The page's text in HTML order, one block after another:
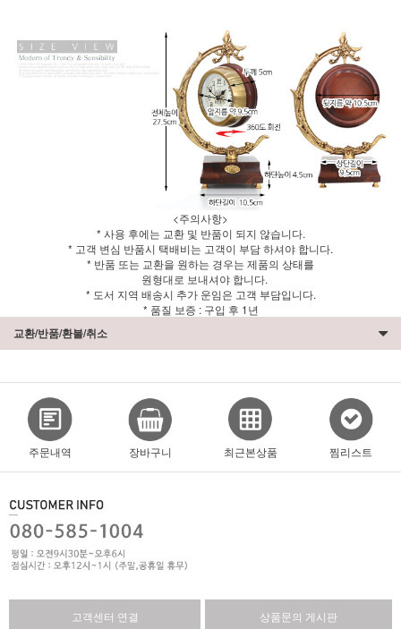
<주의사항>
* 사용 후에는 교환 및 반품이 되지 않습니다.
* 고객 변심 반품시 택배비는 고객이 부담 하셔야 합니다.
* 반품 또는 교환을 원하는 경우는 제품의 상태를
원형대로 보내셔야 합니다.
* 도서 지역 배송시 추가 운임은 고객 부담입니다.
* 품질 보증 : 구입 후 1년
교환/반품/환불/취소
주문내역 장바구니 최근본상품 찜리스트
고객센터 연결 상품문의 게시판